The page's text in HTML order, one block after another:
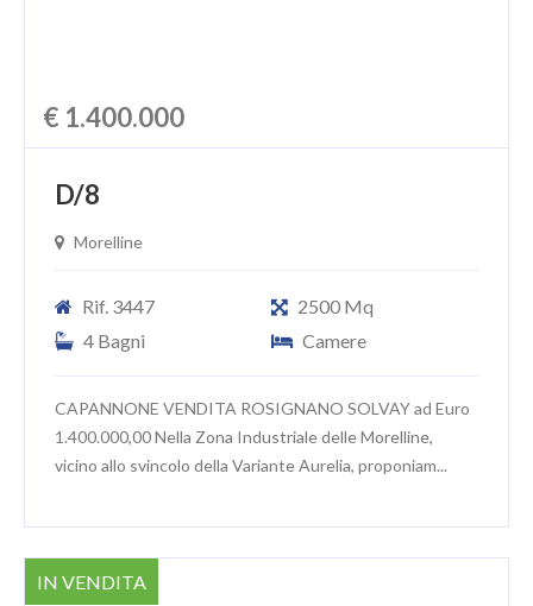
€ 1.400.000
D/8
Morelline
Rif. 3447
2500 Mq
4 Bagni
Camere
CAPANNONE VENDITA ROSIGNANO SOLVAY ad Euro
1.400.000,00 Nella Zona Industriale delle Morelline,
vicino allo svincolo della Variante Aurelia, proponiam...
IN VENDITA